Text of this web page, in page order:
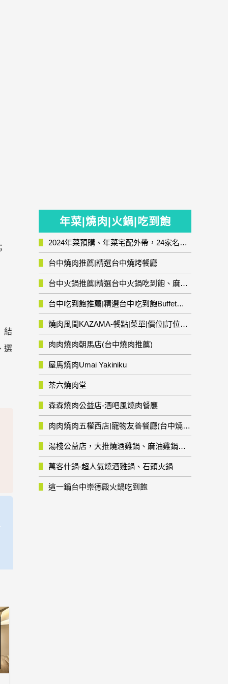
結
選
年菜|燒肉|火鍋|吃到飽
2024年菜預購、年菜宅配外帶，24家名店年菜推薦整理，圍爐輕鬆上菜團圓趣
台中燒肉推薦|精選台中燒烤餐廳
台中火鍋推薦|精選台中火鍋吃到飽、麻辣鍋、鴛鴦鍋、石頭火鍋、酸菜白肉鍋、海鮮鍋、燒酒雞、麻油雞、壽喜燒等熱門人氣火鍋店!
台中吃到飽推薦|精選台中吃到飽Buffet自助餐廳
燒肉風間KAZAMA-餐點|菜單|價位|訂位資訊
肉肉燒肉朝馬店(台中燒肉推薦)
屋馬燒肉Umai Yakiniku
茶六燒肉堂
森森燒肉公益店-酒吧風燒肉餐廳
肉肉燒肉五權西店|寵物友善餐廳(台中燒肉推薦)
湯棧公益店，大推燒酒雞鍋、麻油雞鍋暖暖有夠補
萬客什鍋-超人氣燒酒雞鍋、石頭火鍋
這一鍋台中崇德殿火鍋吃到飽